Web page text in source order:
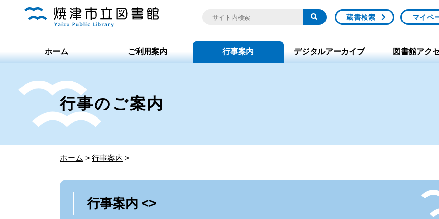
蔵書検索 マイペ
ホーム ご利用案内 行事案内 デジタルアーカイブ 図書館アク
行事のご案内
ホーム > 行事案内 >
行事案内 <>